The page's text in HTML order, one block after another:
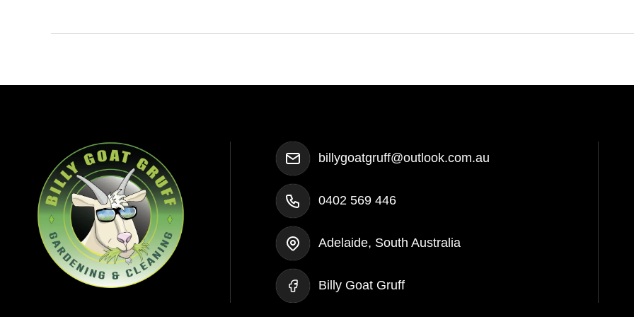
billygoatgruff@outlook.com.au
0402 569 446
Adelaide, South Australia
Billy Goat Gruff